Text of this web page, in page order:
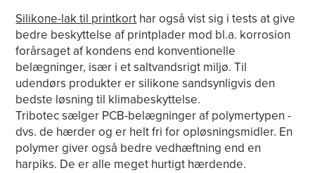
Silikone-lak til printkort har også vist sig i tests at give
bedre beskyttelse af printplader mod bl.a. korrosion
forårsaget af kondens end konventionelle
belægninger, især i et saltvandsrigt miljø. Til
udendørs produkter er silikone sandsynligvis den
bedste løsning til klimabeskyttelse.
Tribotec sælger PCB-belægninger af polymertypen -
dvs. de hærder og er helt fri for opløsningsmidler. En
polymer giver også bedre vedhæftning end en
harpiks. De er alle meget hurtigt hærdende.